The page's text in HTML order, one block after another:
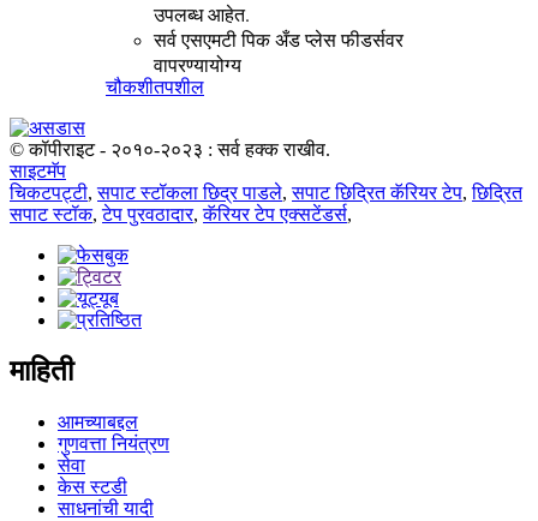
उपलब्ध आहेत.
सर्व एसएमटी पिक अँड प्लेस फीडर्सवर
वापरण्यायोग्य
चौकशीतपशील
© कॉपीराइट - २०१०-२०२३ : सर्व हक्क राखीव.
साइटमॅप
चिकटपट्टी,सपाट स्टॉकला छिद्र पाडले,सपाट छिद्रित कॅरियर टेप,छिद्रित
सपाट स्टॉक,टेप पुरवठादार,कॅरियर टेप एक्सटेंडर्स,
माहिती
आमच्याबद्दल
गुणवत्ता नियंत्रण
सेवा
केस स्टडी
साधनांची यादी